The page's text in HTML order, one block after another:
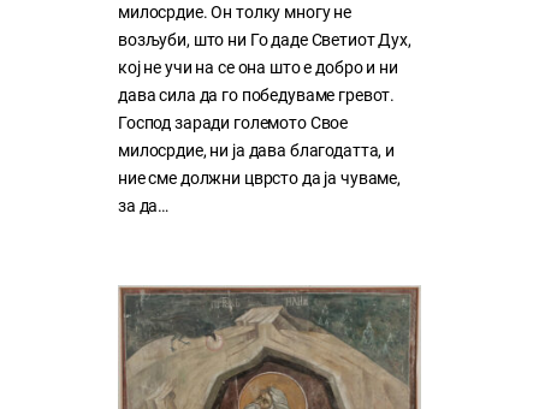
милосрдие. Он толку многу нe
возљуби, што ни Го даде Светиот Дух,
кој нe учи на сe она што е добро и ни
дава сила да го победуваме гревот.
Господ заради големото Свое
милосрдие, ни ја дава благодатта, и
ние сме должни цврсто да ја чуваме,
за да…